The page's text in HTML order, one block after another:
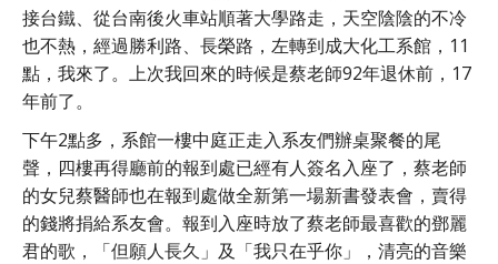
接台鐵、從台南後火車站順著大學路走，天空陰陰的不冷
也不熱，經過勝利路、長榮路，左轉到成大化工系館，11
點，我來了。上次我回來的時候是蔡老師92年退休前，17
年前了。
下午2點多，系館一樓中庭正走入系友們辦桌聚餐的尾
聲，四樓再得廳前的報到處已經有人簽名入座了，蔡老師
的女兒蔡醫師也在報到處做全新第一場新書發表會，賣得
的錢將捐給系友會。報到入座時放了蔡老師最喜歡的鄧麗
君的歌，「但願人長久」及「我只在乎你」，清亮的音樂